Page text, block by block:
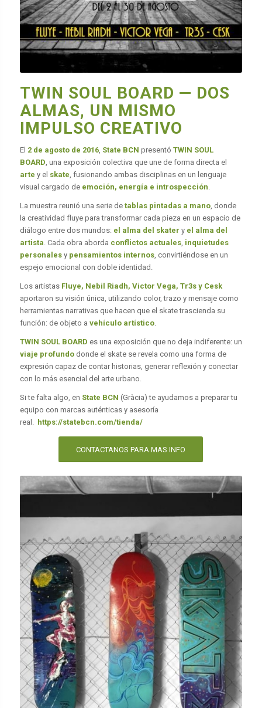
TWIN SOUL BOARD — DOS
ALMAS, UN MISMO
IMPULSO CREATIVO
El 2 de agosto de 2016, State BCN presentó TWIN SOUL
BOARD , una exposición colectiva que une de forma directa el
arte y el skate , fusionando ambas disciplinas en un lenguaje
visual cargado de emoción, energía e introspección
La muestra reunió una serie de tablas pintadas a mano, donde
la creatividad fluye para transformar cada pieza en un espacio de
diálogo entre dos mundos: el alma del skater y el alma del
artista. Cada obra aborda conflictos actuales, inquietudes
personalesy pensamientos internos, convirtiéndose en un
espejo emocional con doble identidad.
Los artistas Fluye, Nebil Riadh, Victor Vega, Tr3s y Cesk
aportaron su visión única, utilizando color, trazo y mensaje como
herramientas narrativas que hacen que el skate trascienda su
función: de objeto a vehículo artístico.
TWIN SOUL BOARD es una exposición que no deja indiferente: un
viaje profundodonde el skate se revela como una forma de
expresión capaz de contar historias, generar reflexión y conectar
con lo más esencial del arte urbano.
Si te falta algo, en State BCN (Gràcia) te ayudamos a preparar tu
equipo con marcas auténticas y asesoría
real. https://statebcn.com/tienda/
CONTACTANOS PARA MAS INFO